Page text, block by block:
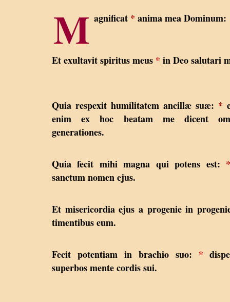
M agnificat * anima mea Dominum:
Et exultavit spiritus meus * in Deo salutari
Quia respexit humilitatem ancillæ suæ: *
enim ex hoc beatam me dicent
generationes.
Quia fecit mihi magna qui potens est:
sanctum nomen ejus.
Et misericordia ejus a progenie in
timentibus eum.
Fecit potentiam in brachio suo: *
superbos mente cordis sui.